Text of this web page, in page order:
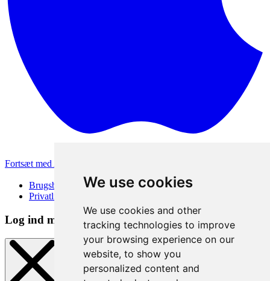
We use cookies
We use cookies and other
tracking technologies to improve
your browsing experience on our
website, to show you
personalized content and
Fortsæt med Apple
Brugsbetingelser
Privatlivspolitik
Log ind metode